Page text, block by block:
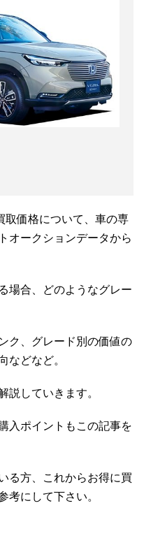
取価格について、車の専
オークションデータから
場合、どのようなグレー
ク、グレード別の価値の
などなど。
説していきます。
入ポイントもこの記事を
る方、これからお得に買
考にして下さい。